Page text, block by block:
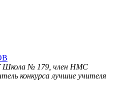
Школа № 179, член НМС
конкурса лучшие учителя